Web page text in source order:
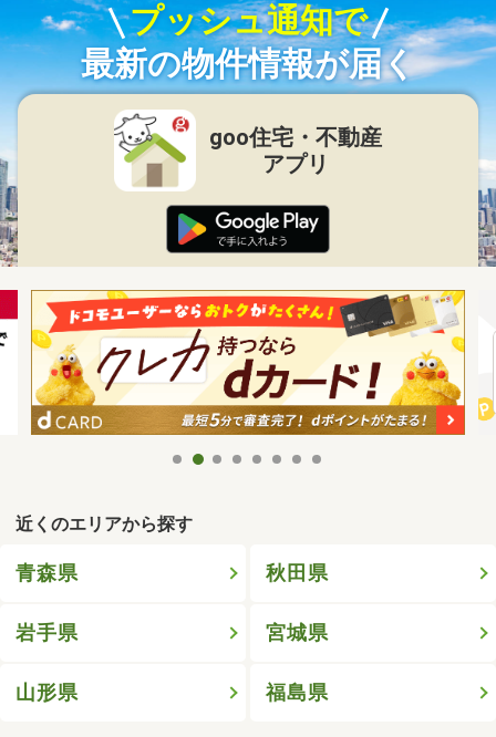
プッシュ通知で
最新の物件情報が届く
goo住宅・不動産
アプリ
近くのエリアから探す
青森県 秋田県
岩手県 宮城県
山形県 福島県